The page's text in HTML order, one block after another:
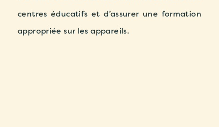
centres éducatifs et d’assurer une formation
appropriée sur les appareils.